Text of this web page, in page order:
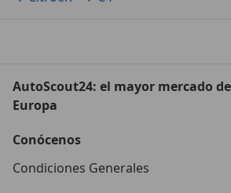
AutoScout24: el mayor mercado
Europa
Conócenos
Condiciones Generales